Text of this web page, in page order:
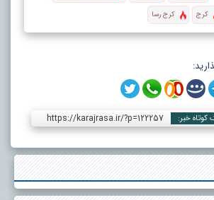
كرج كرج رسا
کوتاه خبر: https://karajrasa.ir/?p=122257